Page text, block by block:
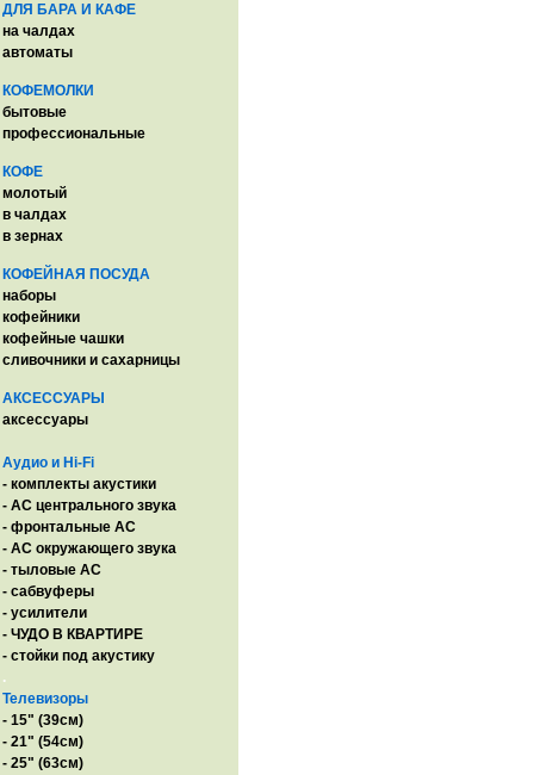
ДЛЯ БАРА И КАФЕ
на чалдах
автоматы
КОФЕМОЛКИ
бытовые
профессиональные
КОФЕ
молотый
в чалдах
в зернах
КОФЕЙНАЯ ПОСУДА
наборы
кофейники
кофейные чашки
сливочники и сахарницы
АКСЕССУАРЫ
аксессуары
Аудио и Hi-Fi
- комплекты акустики
- AC центрального звука
- фронтальные АС
- АС окружающего звука
- тыловые АС
- сабвуферы
- усилители
- ЧУДО В КВАРТИРЕ
- стойки под акустику
.
Телевизоры
- 15" (39см)
- 21" (54см)
- 25" (63см)